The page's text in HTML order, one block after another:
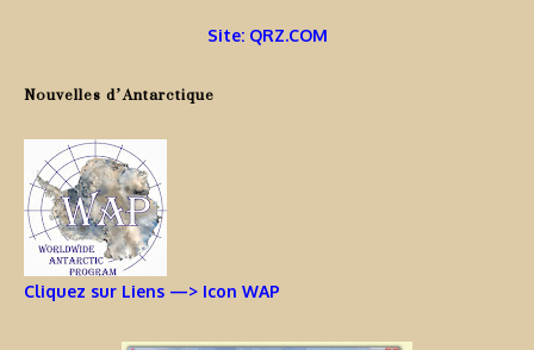
Site: QRZ.COM
Nouvelles d’Antarctique
Cliquez sur Liens —> Icon WAP